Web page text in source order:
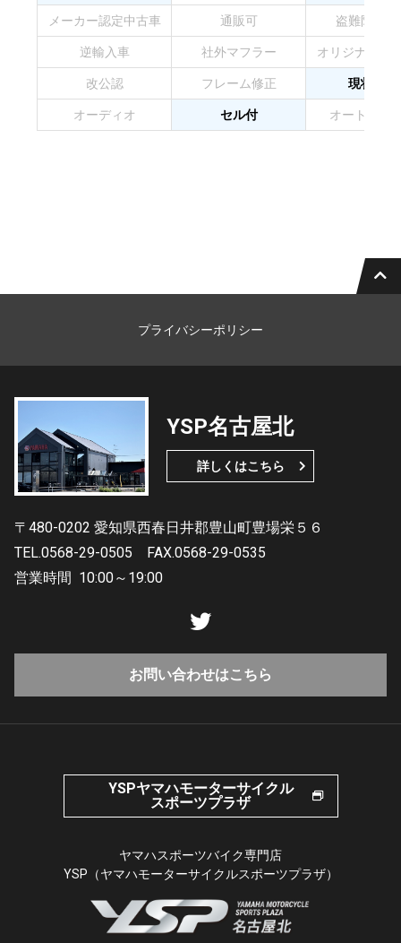
メーカー認定中古車 通販可 盗難防止装
逆輸入車 社外マフラー オリジナルペ
改公認 フレーム修正 現状販売
オーディオ セル付 オートマチ
プライバシーポリシー
YSP名古屋北
詳しくはこちら
〒480-0202 愛知県西春日井郡豊山町豊場栄５６
TEL.0568-29-0505
FAX.0568-29-0535
営業時間 10:00～19:00
お問い合わせはこちら
YSPヤマハモーターサイクル
スポーツプラザ
ヤマハスポーツバイク専門店
YSP（ヤマハモーターサイクルスポーツプラザ）